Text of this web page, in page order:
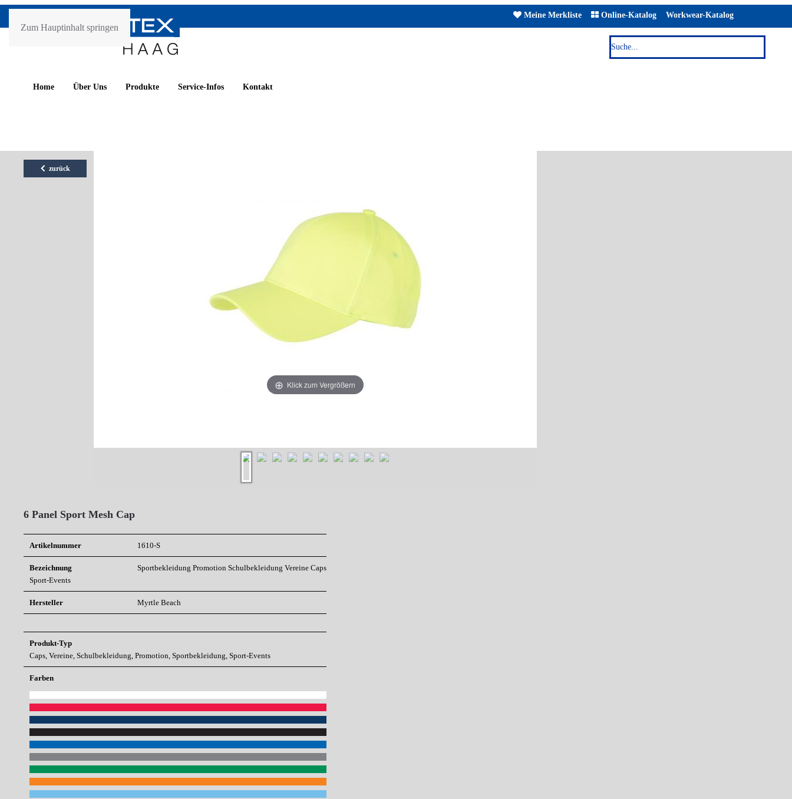
Zum Hauptinhalt springen
Home Über Uns Produkte Service-Infos Kontakt
Meine Merkliste Online-Katalog Workwear-Katalog
zurück
Klick zum Vergrößern
6 Panel Sport Mesh Cap
Artikelnummer 1610-S
Bezeichnung Sportbekleidung Promotion Schulbekleidung Vereine Caps
Sport-Events
Hersteller Myrtle Beach
Produkt-Typ
Caps, Vereine, Schulbekleidung, Promotion, Sportbekleidung, Sport-Events
Farben